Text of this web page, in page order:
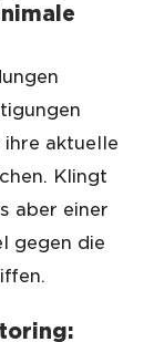
ihre aktuelle
Klingt
aber einer
gegen die